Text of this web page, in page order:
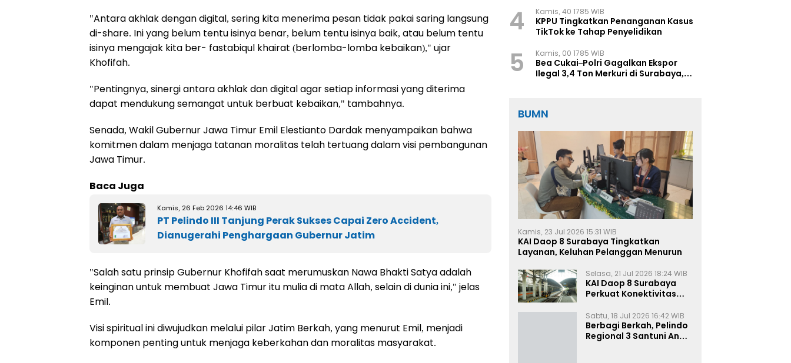
"Antara akhlak dengan digital, sering kita menerima pesan tidak pakai saring langsung
di-share. Ini yang belum tentu isinya benar, belum tentu isinya baik, atau belum tentu
isinya mengajak kita ber- fastabiqul khairat (berlomba-lomba kebaikan)," ujar
Khofifah.
"Pentingnya, sinergi antara akhlak dan digital agar setiap informasi yang diterima
dapat mendukung semangat untuk berbuat kebaikan," tambahnya.
Senada, Wakil Gubernur Jawa Timur Emil Elestianto Dardak menyampaikan bahwa
komitmen dalam menjaga tatanan moralitas telah tertuang dalam visi pembangunan
Jawa Timur.
Baca Juga
Kamis, 26 Feb 2026 14:46 WIB
PT Pelindo III Tanjung Perak Sukses Capai Zero Accident,
Dianugerahi Penghargaan Gubernur Jatim
"Salah satu prinsip Gubernur Khofifah saat merumuskan Nawa Bhakti Satya adalah
keinginan untuk membuat Jawa Timur itu mulia di mata Allah, selain di dunia ini," jelas
Emil.
Visi spiritual ini diwujudkan melalui pilar Jatim Berkah, yang menurut Emil, menjadi
komponen penting untuk menjaga keberkahan dan moralitas masyarakat.
4 Kamis, 40 1785 WIB
KPPU Tingkatkan Penanganan Kasus
TikTok ke Tahap Penyelidikan
5 Kamis, 00 1785 WIB
Bea Cukai–Polri Gagalkan Ekspor
Ilegal 3,4 Ton Merkuri di Surabaya,
BUMN
Kamis, 23 Jul 2026 15:31 WIB
KAI Daop 8 Surabaya Tingkatkan
Layanan, Keluhan Pelanggan Menurun
Selasa, 21 Jul 2026 18:24 WIB
KAI Daop 8 Surabaya
Perkuat Konektivitas
Terintegrasi di Jawa
Timur
Sabtu, 18 Jul 2026 16:42 WIB
Berbagi Berkah, Pelindo
Regional 3 Santuni Anak